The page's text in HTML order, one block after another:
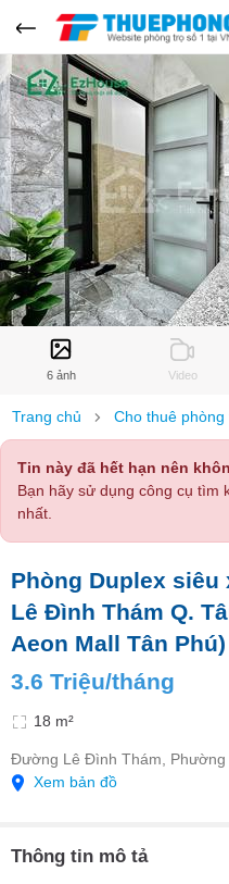
6 ảnh Video
Trang chủ Cho thuê phòng
Tin này đã hết hạn nên
Bạn hãy sử dụng công cụ tìm
nhất.
Phòng Duplex siêu
Lê Đình Thám Q.
Aeon Mall Tân Phú)
3.6 Triệu/tháng
18 m²
Đường Lê Đình Thám, Phường
Xem bản đồ
Thông tin mô tả